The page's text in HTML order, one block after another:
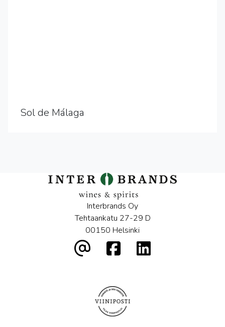
Sol de Málaga
Interbrands Oy
Tehtaankatu 27-29 D
00150 Helsinki